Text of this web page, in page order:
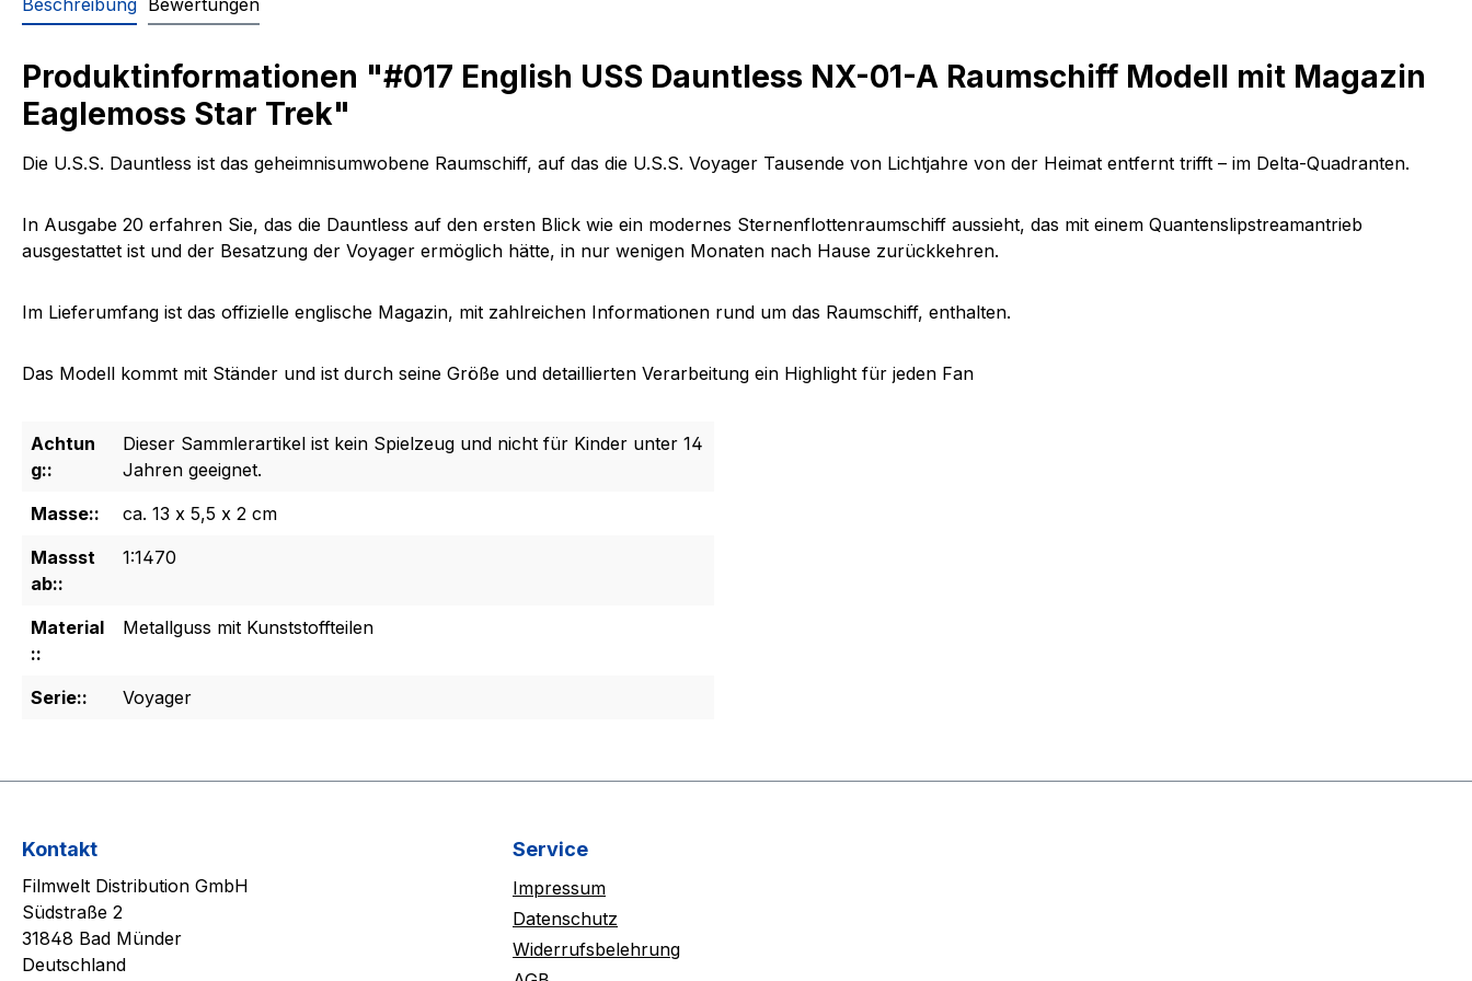
Beschreibung Bewertungen
Produktinformationen "#017 English USS Dauntless NX-01-A Raumschiff Modell mit Magazin
Eaglemoss Star Trek"
Die U.S.S. Dauntless ist das geheimnisumwobene Raumschiff, auf das die U.S.S. Voyager Tausende von Lichtjahre von der Heimat entfernt trifft – im Delta-Quadranten.
In Ausgabe 20 erfahren Sie, das die Dauntless auf den ersten Blick wie ein modernes Sternenflottenraumschiff aussieht, das mit einem Quantenslipstreamantrieb
ausgestattet ist und der Besatzung der Voyager ermöglich hätte, in nur wenigen Monaten nach Hause zurückkehren.
Im Lieferumfang ist das offizielle englische Magazin, mit zahlreichen Informationen rund um das Raumschiff, enthalten.
Das Modell kommt mit Ständer und ist durch seine Größe und detaillierten Verarbeitung ein Highlight für jeden Fan
Achtun
g::
Dieser Sammlerartikel ist kein Spielzeug und nicht für Kinder unter 14
Jahren geeignet.
Masse::
ca. 13 x 5,5 x 2 cm
Massst
ab::
1:1470
Material
::
Metallguss mit Kunststoffteilen
Serie:: Voyager
Kontakt
Filmwelt Distribution GmbH
Südstraße 2
31848 Bad Münder
Deutschland
Service
Impressum
Datenschutz
Widerrufsbelehrung